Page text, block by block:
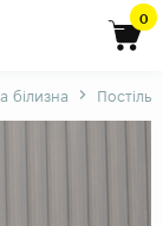
0
білизна Постіль